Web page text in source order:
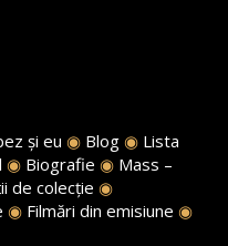
și eu ◉ Blog ◉ Lista
◉ Biografie ◉ Mass –
de colecție ◉
◉ Filmări din emisiune ◉